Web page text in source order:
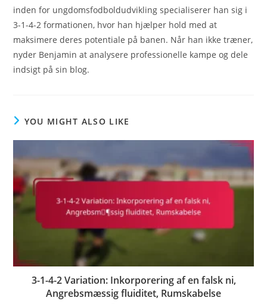
inden for ungdomsfodboldudvikling specialiserer han sig i
3-1-4-2 formationen, hvor han hjælper hold med at
maksimere deres potentiale på banen. Når han ikke træner,
nyder Benjamin at analysere professionelle kampe og dele
indsigt på sin blog.
YOU MIGHT ALSO LIKE
3-1-4-2 Variation: Inkorporering af en falsk ni,
Angrebsmæssig fluiditet, Rumskabelse